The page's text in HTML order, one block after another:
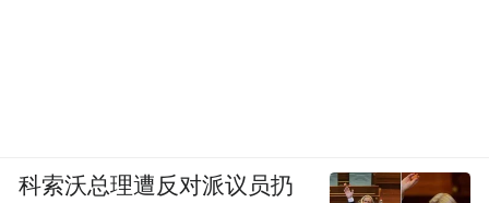
科索沃总理遭反对派议员扔